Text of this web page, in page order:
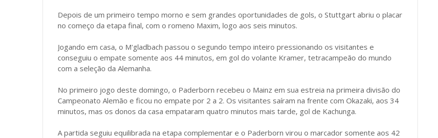
Depois de um primeiro tempo morno e sem grandes oportunidades de gols, o Stuttgart abriu o placar
no começo da etapa final, com o romeno Maxim, logo aos seis minutos.
Jogando em casa, o M'gladbach passou o segundo tempo inteiro pressionando os visitantes e
conseguiu o empate somente aos 44 minutos, em gol do volante Kramer, tetracampeão do mundo
com a seleção da Alemanha.
No primeiro jogo deste domingo, o Paderborn recebeu o Mainz em sua estreia na primeira divisão do
Campeonato Alemão e ficou no empate por 2 a 2. Os visitantes saíram na frente com Okazaki, aos 34
minutos, mas os donos da casa empataram quatro minutos mais tarde, gol de Kachunga.
A partida seguiu equilibrada na etapa complementar e o Paderborn virou o marcador somente aos 42